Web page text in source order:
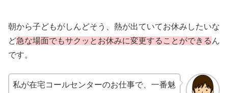
朝から子どもがしんどそう、熱が出ていてお休みしたいな
ど急な場面でもサクッとお休みに変更することができる ん
です。
私が在宅コールセンターのお仕事で、一番魅